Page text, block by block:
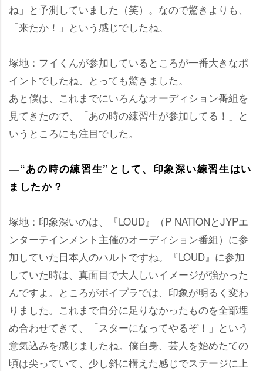
ね」と予測していました（笑）。なので驚きよりも、
「来たか！」という感じでしたね。
塚地：フイくんが参加しているところが一番大きなポ
イントでしたね、とっても驚きました。
あと僕は、これまでにいろんなオーディション番組を
見てきたので、「あの時の練習生が参加してる！」と
いうところにも注目でした。
―“あの時の練習生”として、印象深い練習生はい
ましたか？
塚地：印象深いのは、『LOUD』（P NATIONとJYPエ
ンターテインメント主催のオーディション番組）に参
加していた日本人のハルトですね。『LOUD』に参加
していた時は、真面目で大人しいイメージが強かった
んですよ。ところがボイプラでは、印象が明るく変わ
りました。これまで自分に足りなかったものを全部埋
め合わせてきて、「スターになってやるぞ！」という
意気込みを感じましたね。僕自身、芸人を始めたての
頃は尖っていて、少し斜に構えた感じでステージに上